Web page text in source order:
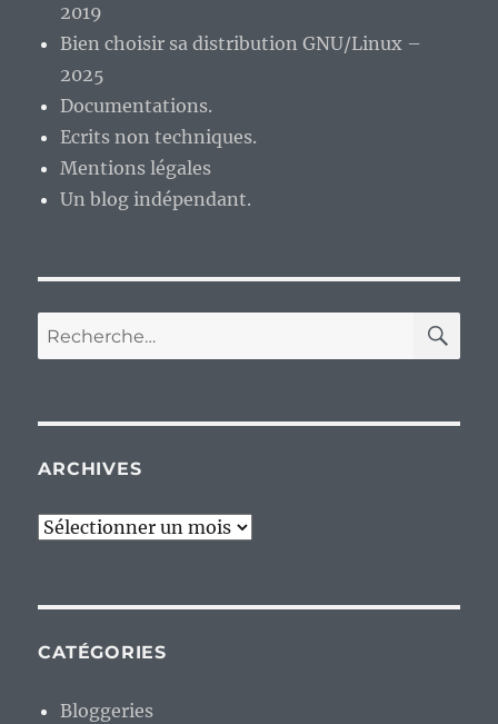
2019
Bien choisir sa distribution GNU/Linux –
2025
Documentations.
Ecrits non techniques.
Mentions légales
Un blog indépendant.
Recherche
pour :
ARCHIVES
Archives
CATÉGORIES
Bloggeries